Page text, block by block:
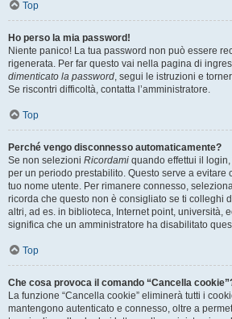
Top
Ho perso la mia password!
Niente panico! La tua password non può essere
rigenerata. Per far questo vai nella pagina di
dimenticato la password, segui le istruzioni e
Se riscontri difficoltà, contatta l’amministratore.
Top
Perché vengo disconnesso automaticamente?
Se non selezioni Ricordami quando effettui il
per un periodo prestabilito. Questo serve a evitare
tuo nome utente. Per rimanere connesso,
ricorda che questo non è consigliato se ti colleghi
altri, ad es. in biblioteca, Internet point, università,
significa che un amministratore ha disabilitato
Top
Che cosa provoca il comando “Cancella
La funzione “Cancella cookie” eliminerà tutti i
mantengono autenticato e connesso, oltre a